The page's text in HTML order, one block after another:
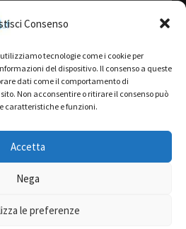
Consenso
tecnologie come i cookie per
del dispositivo. Il consenso a queste
dati come il comportamento di
Non acconsentire o ritirare il consenso può
caratteristiche e funzioni.
Accetta
Nega
le preferenze
Tutti i contenuti ed i diritti sono riservati, è
sito è subordinato all’accettazione dei